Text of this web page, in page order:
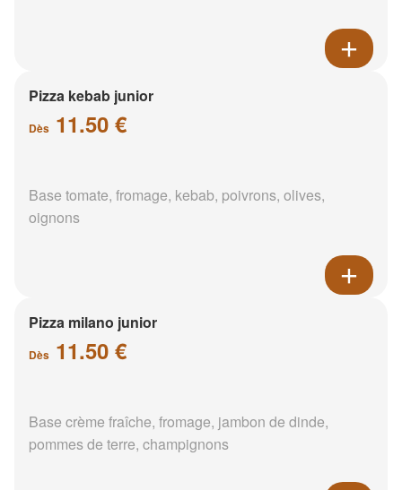
Pizza kebab junior
Dès 11.50 €
Base tomate, fromage, kebab, poivrons, olives,
oignons
Pizza milano junior
Dès 11.50 €
Base crème fraîche, fromage, jambon de dinde,
pommes de terre, champignons